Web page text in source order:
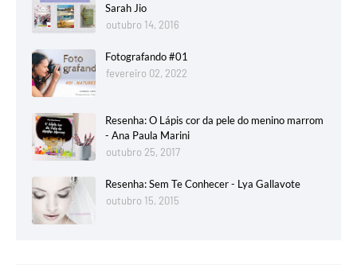
Sarah Jio
outubro 14, 2016
Fotografando #01
fevereiro 02, 2022
Resenha: O Lápis cor da pele do menino marrom
- Ana Paula Marini
outubro 25, 2017
Resenha: Sem Te Conhecer - Lya Gallavote
outubro 15, 2015